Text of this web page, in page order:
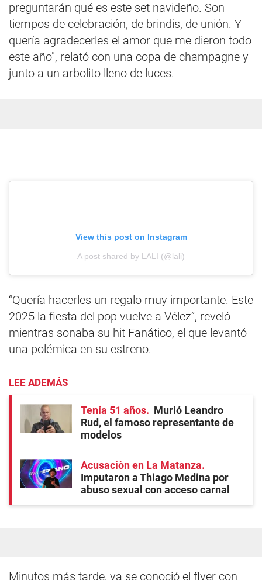
preguntarán qué es este set navideño. Son
tiempos de celebración, de brindis, de unión. Y
quería agradecerles el amor que me dieron todo
este año", relató con una copa de champagne y
junto a un arbolito lleno de luces.
View this post on Instagram
A post shared by LALI (@lali)
“Quería hacerles un regalo muy importante. Este
2025 la fiesta del pop vuelve a Vélez”, reveló
mientras sonaba su hit Fanático, el que levantó
una polémica en su estreno.
LEE ADEMÁS
Tenía 51 años
Murió Leandro
Rud, el famoso representante de
modelos
Acusaciòn en La Matanza
Imputaron a Thiago Medina por
abuso sexual con acceso carnal
Minutos más tarde, ya se conoció el flyer con